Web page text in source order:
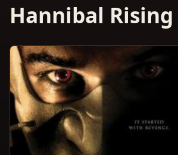
Hannibal Rising